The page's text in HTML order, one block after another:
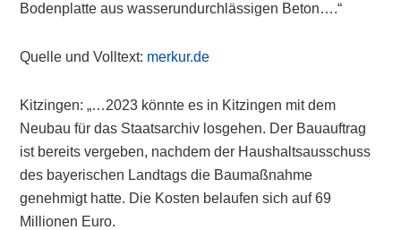
Bodenplatte aus wasserundurchlässigen Beton….“
Quelle und Volltext: merkur.de
Kitzingen: „…2023 könnte es in Kitzingen mit dem
Neubau für das Staatsarchiv losgehen. Der Bauauftrag
ist bereits vergeben, nachdem der Haushaltsausschuss
des bayerischen Landtags die Baumaßnahme
genehmigt hatte. Die Kosten belaufen sich auf 69
Millionen Euro.